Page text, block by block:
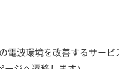
波環境を改善するサービ